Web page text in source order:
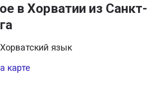
в Хорватии из Санкт-
Хорватский язык
карте